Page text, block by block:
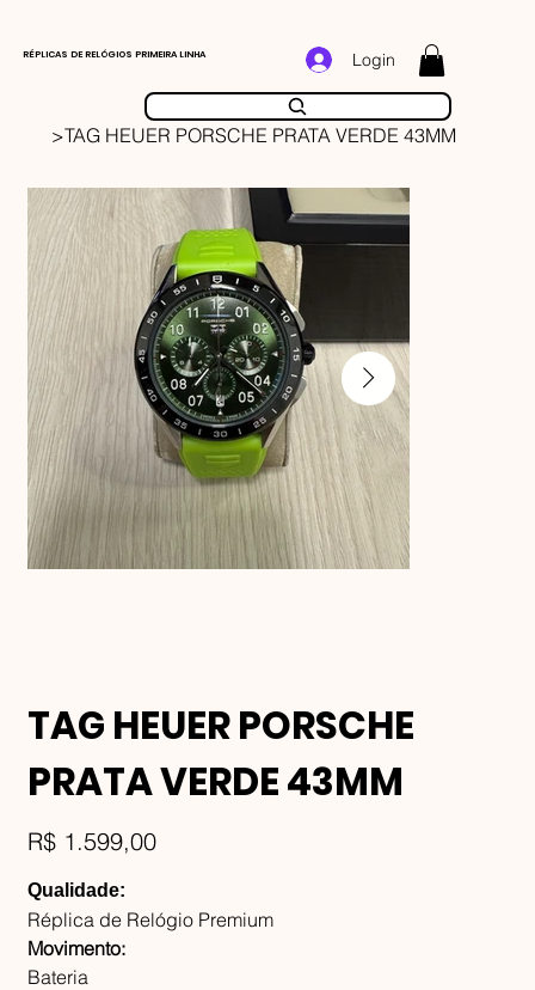
RÉPLICAS DE RELÓGIOS PRIMEIRA LINHA Login
>TAG HEUER PORSCHE PRATA VERDE 43MM
TAG HEUER PORSCHE
PRATA VERDE 43MM
Preço
R$ 1.599,00
Qualidade:
Réplica de Relógio Premium
Movimento:
Bateria